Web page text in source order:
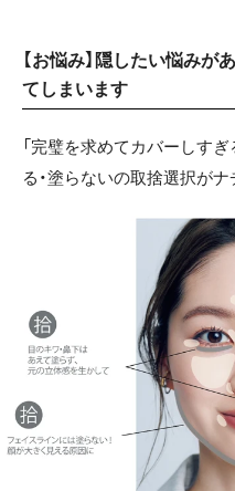
【お悩み】隠したい悩みが
てしまいます
「完璧を求めてカバーしす
る・塗らないの取捨選択が